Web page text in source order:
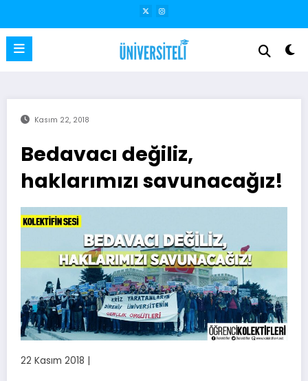
Kasım 22, 2018
Bedavacı değiliz,
haklarımızı savunacağız!
22 Kasım 2018 |